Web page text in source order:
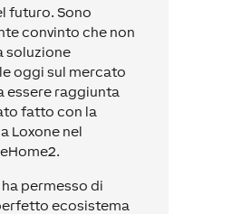
futuro. Sono
convinto che non
soluzione
oggi sul mercato
essere raggiunta
fatto con la
Loxone nel
permesso di
ecosistema